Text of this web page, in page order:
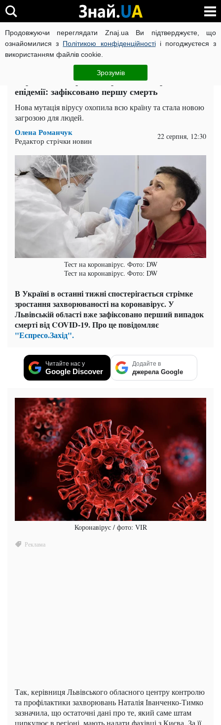
Продовжуючи переглядати Znaj.ua Ви підтверджуєте, що
ознайомилися з Політикою конфіденційностіі погоджуєтеся з
використанням файлів cookie.
Зрозумів
ВІЙНА РОСІЇ ПРОТИ УКРАЇНИ КОРОНАВІРУС В УКРАЇНІ
ЧИТАТЬ НА РУССКОМ
Українців попередили про хвилю страшної
епідемії: зафіксовано першу смерть
Нова мутація вірусу охопила всю країну та стала новою
загрозою для людей.
Олена Романчук
Редактор стрічки новин 22 серпня, 12:30
Тест на коронавірус. Фото: DW
Тест на коронавірус. Фото: DW
В Україні в останні тижні спостерігається стрімке
зростання захворюваності на коронавірус. У
Львівській області вже зафіксовано перший випадок
смерті від COVID-19. Про це повідомляє
"Еспресо.Захід".
Читайте нас у
Google Discover
Додайте в
джерела Google
Коронавірус / фото: VIR
Так, керівниця Львівського обласного центру контролю
та профілактики захворювань Наталія Іванченко-Тимко
зазначила, що остаточні дані про те, який саме штам
циркулює в регіоні, мають надати фахівці з Києва. За її